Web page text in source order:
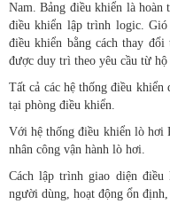
Nam. Bảng điều khiển là hoàn
điều khiển lập trình logic.
điều khiển bằng cách thay
được duy trì theo yêu cầu từ
Tất cả các hệ thống điều
tại phòng điều khiển.
Với hệ thống điều khiển lò hơi
nhân công vận hành lò hơi.
Cách lập trình giao diện
người dùng, hoạt động ổn